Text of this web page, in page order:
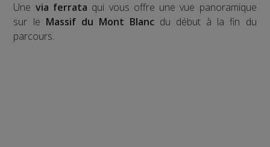
Une via ferrata qui vous offre une vue panoramique
sur le Massif du Mont Blancdu début à la fin du
parcours.